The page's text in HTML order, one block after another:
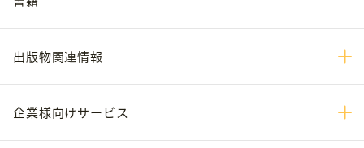
出版物関連情報
企業様向けサービス